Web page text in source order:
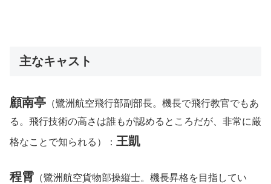
主なキャスト
顧南亭 （鷺洲航空飛行部副部長。機長で飛行教官でもあ
る。飛行技術の高さは誰もが認めるところだが、非常に厳
格なことで知られる）： 王凱
程霄 （鷺洲航空貨物部操縦士。機長昇格を目指してい